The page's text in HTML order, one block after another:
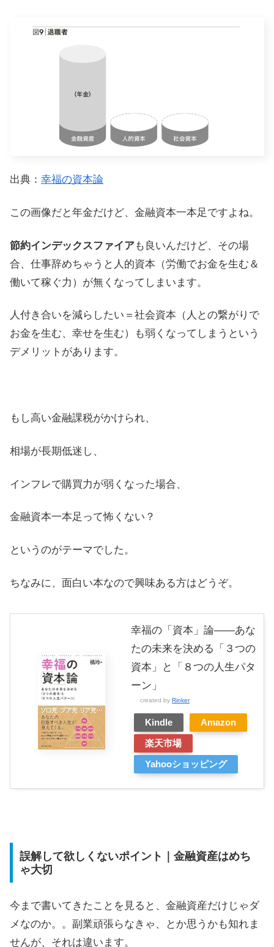
出典： 幸福の資本論
この画像だと年金だけど、金融資本一本足ですよね。
節約インデックスファイアも良いんだけど、その場
合、仕事辞めちゃうと人的資本（労働でお金を生む＆
働いて稼ぐ力）が無くなってしまいます。
人付き合いを減らしたい＝社会資本（人との繋がりで
お金を生む、幸せを生む）も弱くなってしまうという
デメリットがあります。
もし高い金融課税がかけられ、
相場が長期低迷し、
インフレで購買力が弱くなった場合、
金融資本一本足って怖くない？
というのがテーマでした。
ちなみに、面白い本なので興味ある方はどうぞ。
幸福の「資本」論――あな
たの未来を決める「３つの
資本」と「８つの人生パタ
ーン」
created by Rinker
Kindle
Amazon
楽天市場
Yahooショッピング
誤解して欲しくないポイント｜金融資産はめち
ゃ大切
今まで書いてきたことを見ると、金融資産だけじゃダ
メなのか。。副業頑張らなきゃ、とか思うかも知れま
せんが、それは違います。